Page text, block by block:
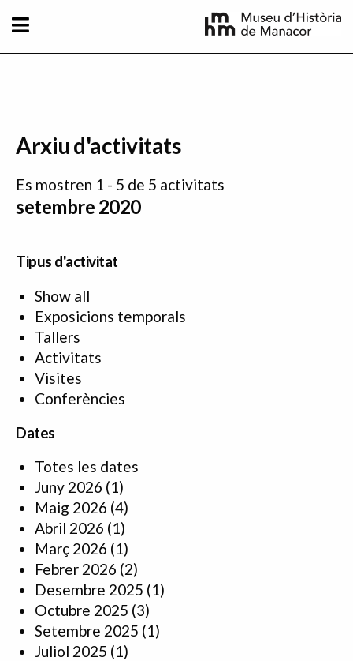
Arxiu d'activitats
Es mostren 1 - 5 de 5 activitats
setembre 2020
Tipus d'activitat
Show all
Exposicions temporals
Tallers
Activitats
Visites
Conferències
Dates
Totes les dates
Juny 2026 (1)
Maig 2026 (4)
Abril 2026 (1)
Març 2026 (1)
Febrer 2026 (2)
Desembre 2025 (1)
Octubre 2025 (3)
Setembre 2025 (1)
Juliol 2025 (1)